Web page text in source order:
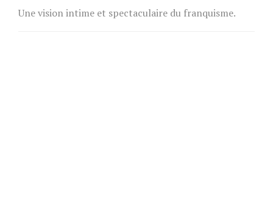
Une vision intime et spectaculaire du franquisme.